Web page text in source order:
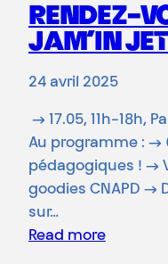
RENDEZ-
JAM’IN
24 avril 2025
→ 17.05, 11h-18h,
Au programme : →
pédagogiques ! →
goodies CNAPD →
sur…
Read more